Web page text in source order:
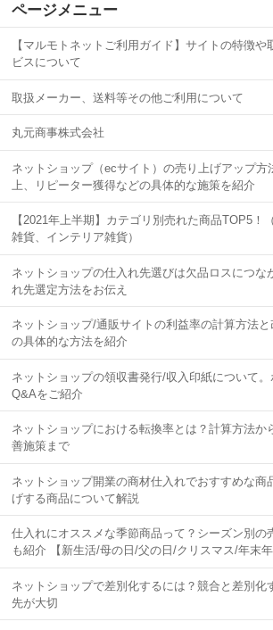
ページメニュー
【マルモトネットご利用ガイド】サイトの特徴や
ビスについて
取扱メーカー、送料等その他ご利用について
丸元商事株式会社
ネットショップ（ecサイト）の売り上げアップ方
上、リピーター獲得などの具体的な施策を紹介
【2021年上半期】カテゴリ別売れた商品TOP5！
雑貨、インテリア雑貨）
ネットショップの仕入れ先選びは欠品ロスにつな
れ先選定方法をお伝え
ネットショップ/通販サイトの利益率の計算方法
の具体的な方法を紹介
ネットショップの領収書発行/収入印紙について
Q&Aをご紹介
ネットショップにおける転換率とは？計算方法か
善施策まで
ネットショップ開業の商材仕入れでおすすめな商
げする商品について解説
仕入れにオススメな季節商品って？シーズン別の
も紹介 【新生活/母の日/父の日/クリスマス/年末年
ネットショップで差別化するには？競合と差別化
先が大切